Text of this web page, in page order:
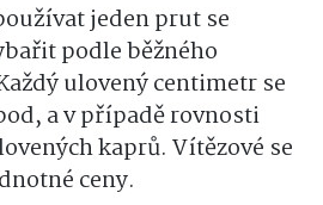
jeden prut se
podle běžného
ulovený centimetr se
a v případě rovnosti
kaprů. Vítězové se
ceny.